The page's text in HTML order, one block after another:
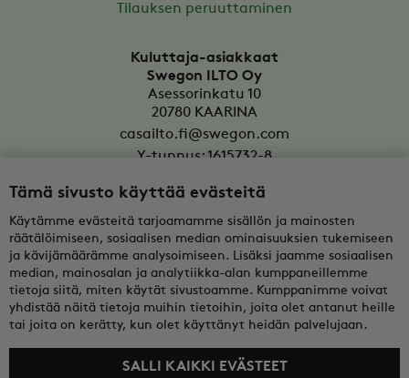
Tilauksen peruuttaminen
Kuluttaja-asiakkaat
Swegon ILTO Oy
Asessorinkatu 10
20780 KAARINA
casailto.fi@swegon.com
Y-tunnus: 1615732-8
Yritysasiakkaat
Oy Swegon Ab
Bertel Jungin aukio 7
FI-02600 ESPOO
tekninentuki@swegon.fi
Y-tunnus: 0108352-2
Tämä sivusto käyttää evästeitä
Käytämme evästeitä tarjoamamme sisällön ja mainosten
räätälöimiseen, sosiaalisen median ominaisuuksien tukemiseen
ja kävijämäärämme analysoimiseen. Lisäksi jaamme sosiaalisen
median, mainosalan ja analytiikka-alan kumppaneillemme
tietoja siitä, miten käytät sivustoamme. Kumppanimme voivat
yhdistää näitä tietoja muihin tietoihin, joita olet antanut heille
tai joita on kerätty, kun olet käyttänyt heidän palvelujaan.
SALLI KAIKKI EVÄSTEET